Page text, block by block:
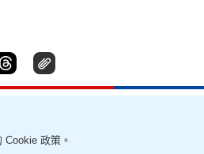
反饋 我要爆料
政策。